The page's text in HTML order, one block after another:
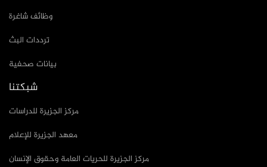
وظائف شاغرة
ترددات البث
بيانات صحفية
شبكتنا
مركز الجزيرة للدراسات
معهد الجزيرة للإعلام
مركز الجزيرة للحريات العامة وحقوق الإنسان